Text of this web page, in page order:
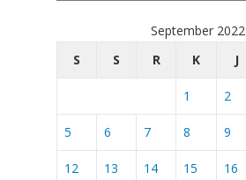
September 2022
S
S R K J
1 2
5 6 7 8 9
12 13 14 15 16